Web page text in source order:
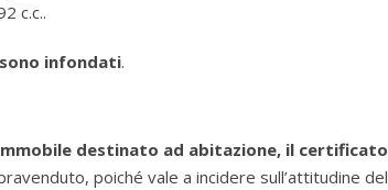
c.c..
sono infondati.
destinato ad abitazione, il certificato
poiché vale a incidere sull’attitudine del